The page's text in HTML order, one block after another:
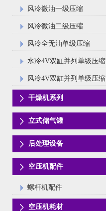
风冷微油一级压缩
风冷微油二级压缩
风冷全无油单级压缩
水冷4V双缸并列单级压缩
风冷4V双缸并列单级压缩
干燥机系列
立式储气罐
后处理设备
空压机配件
螺杆机配件
空压机耗材